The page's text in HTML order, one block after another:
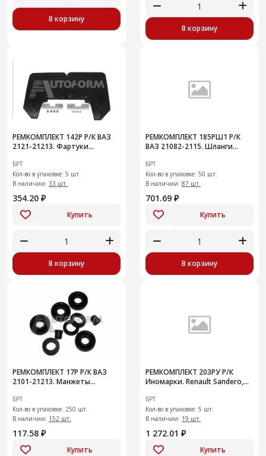
В корзину
В корзину
РЕМКОМПЛЕКТ 142Р Р/К ВАЗ
2121-21213. Фартуки
креплениями
БРТ
Кол-во в упаковке: 5 шт.
В наличии: 33 шт.
354.20 ₽
Купить
В корзину
РЕМКОМПЛЕКТ 185РШ1 Р/К
ВАЗ 21082-2115. Шланги
радиатора на инжекторный
двигатель
БРТ
Кол-во в упаковке: 50 шт.
В наличии: 87 шт.
701.69 ₽
Купить
В корзину
РЕМКОМПЛЕКТ 17Р Р/К ВАЗ
2101-21213. Манжеты
рабочего тормозного
цилиндра заднего
БРТ
Кол-во в упаковке: 250 шт.
В наличии: 152 шт.
117.58 ₽
Купить
РЕМКОМПЛЕКТ 203РУ Р/К
Иномарки. Renault Sandero,
17 1.4/1.6, 8V с ролик
БРТ
Кол-во в упаковке: 5 шт.
В наличии: 19 шт.
1 272.01 ₽
Купить